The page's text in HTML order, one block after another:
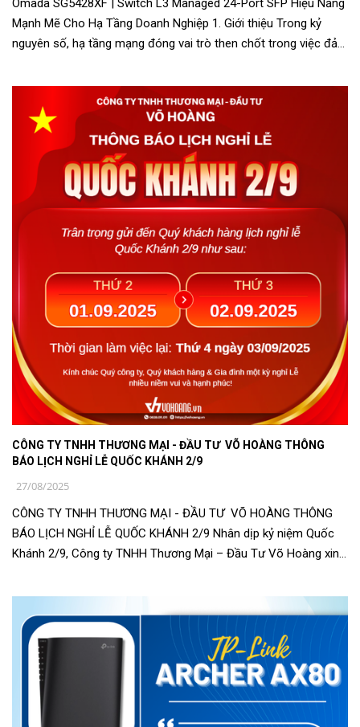
Omada SG5428XF | Switch L3 Managed 24-Port SFP Hiệu Năng
Mạnh Mẽ Cho Hạ Tầng Doanh Nghiệp 1. Giới thiệu Trong kỷ
nguyên số, hạ tầng mạng đóng vai trò then chốt trong việc đảm
CÔNG TY TNHH THƯƠNG MẠI - ĐẦU TƯ VÕ HOÀNG THÔNG
BÁO LỊCH NGHỈ LỄ QUỐC KHÁNH 2/9
27/08/2025
CÔNG TY TNHH THƯƠNG MẠI - ĐẦU TƯ VÕ HOÀNG THÔNG
BÁO LỊCH NGHỈ LỄ QUỐC KHÁNH 2/9 Nhân dịp kỷ niệm Quốc
Khánh 2/9, Công ty TNHH Thương Mại – Đầu Tư Võ Hoàng xin